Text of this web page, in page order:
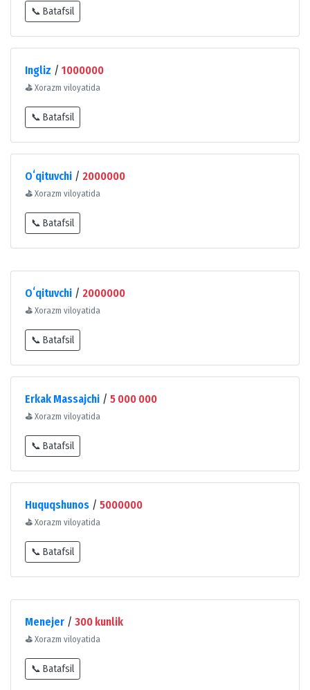
📞 Batafsil
Ingliz / 1000000
⛳ Xorazm viloyatida
📞 Batafsil
Oʻqituvchi / 2000000
⛳ Xorazm viloyatida
📞 Batafsil
Oʻqituvchi / 2000000
⛳ Xorazm viloyatida
📞 Batafsil
Erkak Massajchi / 5 000 000
⛳ Xorazm viloyatida
📞 Batafsil
Huquqshunos / 5000000
⛳ Xorazm viloyatida
📞 Batafsil
Menejer / 300 kunlik
⛳ Xorazm viloyatida
📞 Batafsil